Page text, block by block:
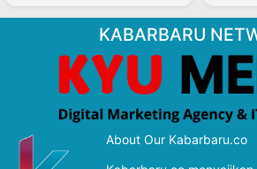
KABARBARU
About Our Kabarbaru.co